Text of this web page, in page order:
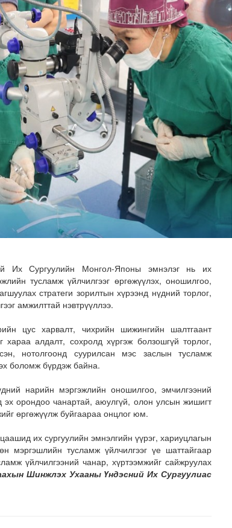
орчим хувьтай үргэлжилж байна
үүдийн дансыг битүүмжлэхгүй
Их Сургуулийн Монгол-Японы эмнэлэг нь их
тусламж үйлчилгээг өргөжүүлэх, оношилгоо,
стратеги зорилтын хүрээнд нүдний торлог,
амжилттай нэвтрүүллээ.
цус харвалт, чихрийн шижингийн шалтгаант
алдалт, сохролд хүргэж болзошгүй торлог,
нотолгоонд суурилсан мэс заслын тусламж
боломж бүрдэж байна.
нарийн мэргэжлийн оношилгоо, эмчилгээний
эх орондоо чанартай, аюулгүй, олон улсын жишигт
өргөжүүлж буйгаараа онцлог юм.
их сургуулийн эмнэлгийн үүрэг, хариуцлагын
мэргэшлийн тусламж үйлчилгээг үе шаттайгаар
үйлчилгээний чанар, хүртээмжийг сайжруулах
Шинжлэх Ухааны Үндэсний Их Сургуулиас